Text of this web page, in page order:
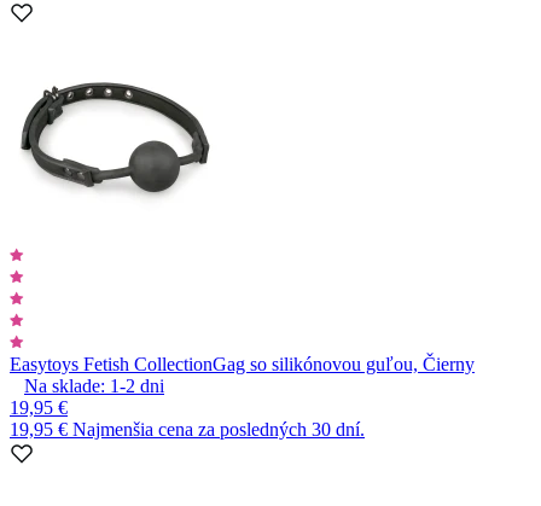
Easytoys Fetish CollectionGag so silikónovou guľou, Čierny
Na sklade: 1-2 dni
19,95 €
19,95 € Najmenšia cena za posledných 30 dní.